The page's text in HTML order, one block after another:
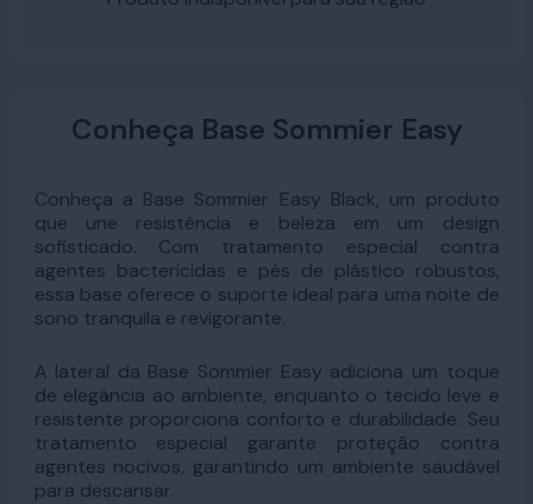
Conheça Base Sommier Easy
Conheça a Base Sommier Easy Black, um produto
que une resistência e beleza em um design
sofisticado. Com tratamento especial contra
agentes bactericidas e pés de plástico robustos,
essa base oferece o suporte ideal para uma noite de
sono tranquila e revigorante.
A lateral da Base Sommier Easy adiciona um toque
de elegância ao ambiente, enquanto o tecido leve e
resistente proporciona conforto e durabilidade. Seu
tratamento especial garante proteção contra
agentes nocivos, garantindo um ambiente saudável
para descansar.